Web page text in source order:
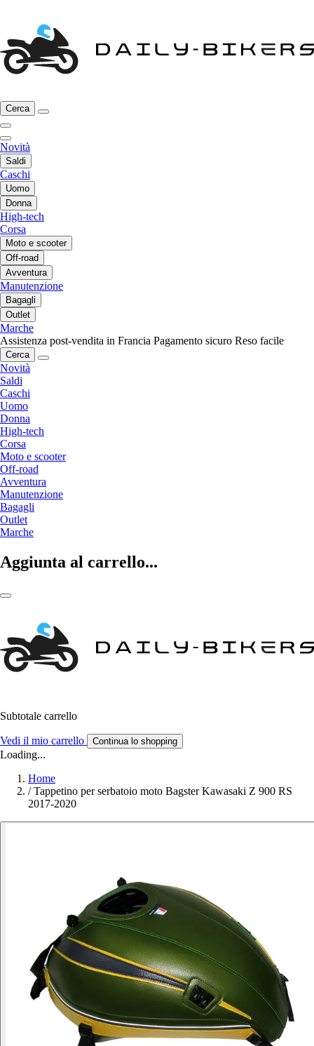
Cerca
Novità
Saldi
Caschi
Uomo
Donna
High-tech
Corsa
Moto e scooter
Off-road
Avventura
Manutenzione
Bagagli
Outlet
Marche
Assistenza post-vendita in Francia Pagamento sicuro Reso facile
Cerca
Novità
Saldi
Caschi
Uomo
Donna
High-tech
Corsa
Moto e scooter
Off-road
Avventura
Manutenzione
Bagagli
Outlet
Marche
Aggiunta al carrello...
Subtotale carrello
Vedi il mio carrello Continua lo shopping
Loading...
Home
/ Tappetino per serbatoio moto Bagster Kawasaki Z 900 RS
2017-2020